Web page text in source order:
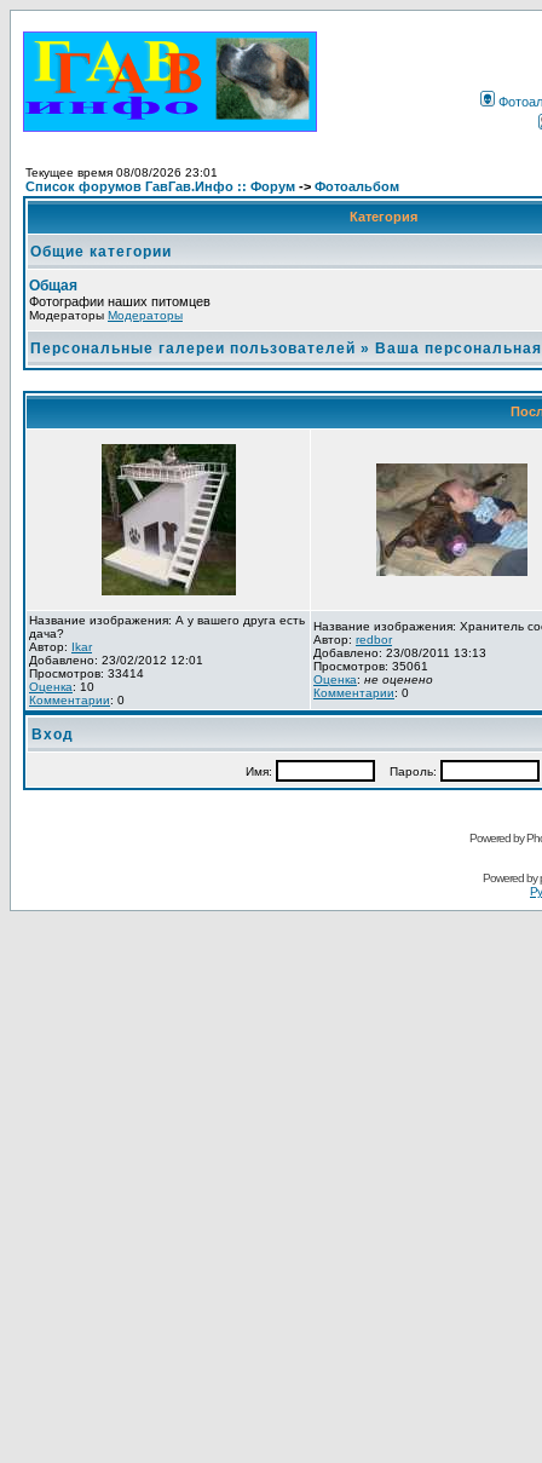
Текущее время 08/08/2026 23:01
Список форумов ГавГав.Инфо :: Форум -> Фотоальбом
Категория
Общие категории
Общая
Фотографии наших питомцев
Модераторы Модераторы
Персональные галереи пользователей » Ваша
Название изображения: А у вашего друга есть
дача?
Автор: Ikar
Добавлено: 23/02/2012 12:01
Просмотров: 33414
Оценка: 10
Комментарии: 0
Название изображения: Хранитель
Автор: redbor
Добавлено: 23/08/2011 13:13
Просмотров: 35061
Оценка: не оценено
Комментарии: 0
Вход
Имя: Пароль:
Powered by
Powered by